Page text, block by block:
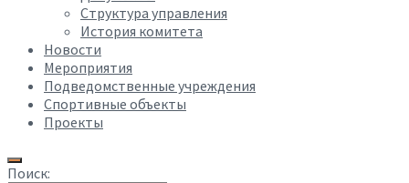
Структура управления
История комитета
Новости
Мероприятия
Подведомственные учреждения
Спортивные объекты
Проекты
Поиск: